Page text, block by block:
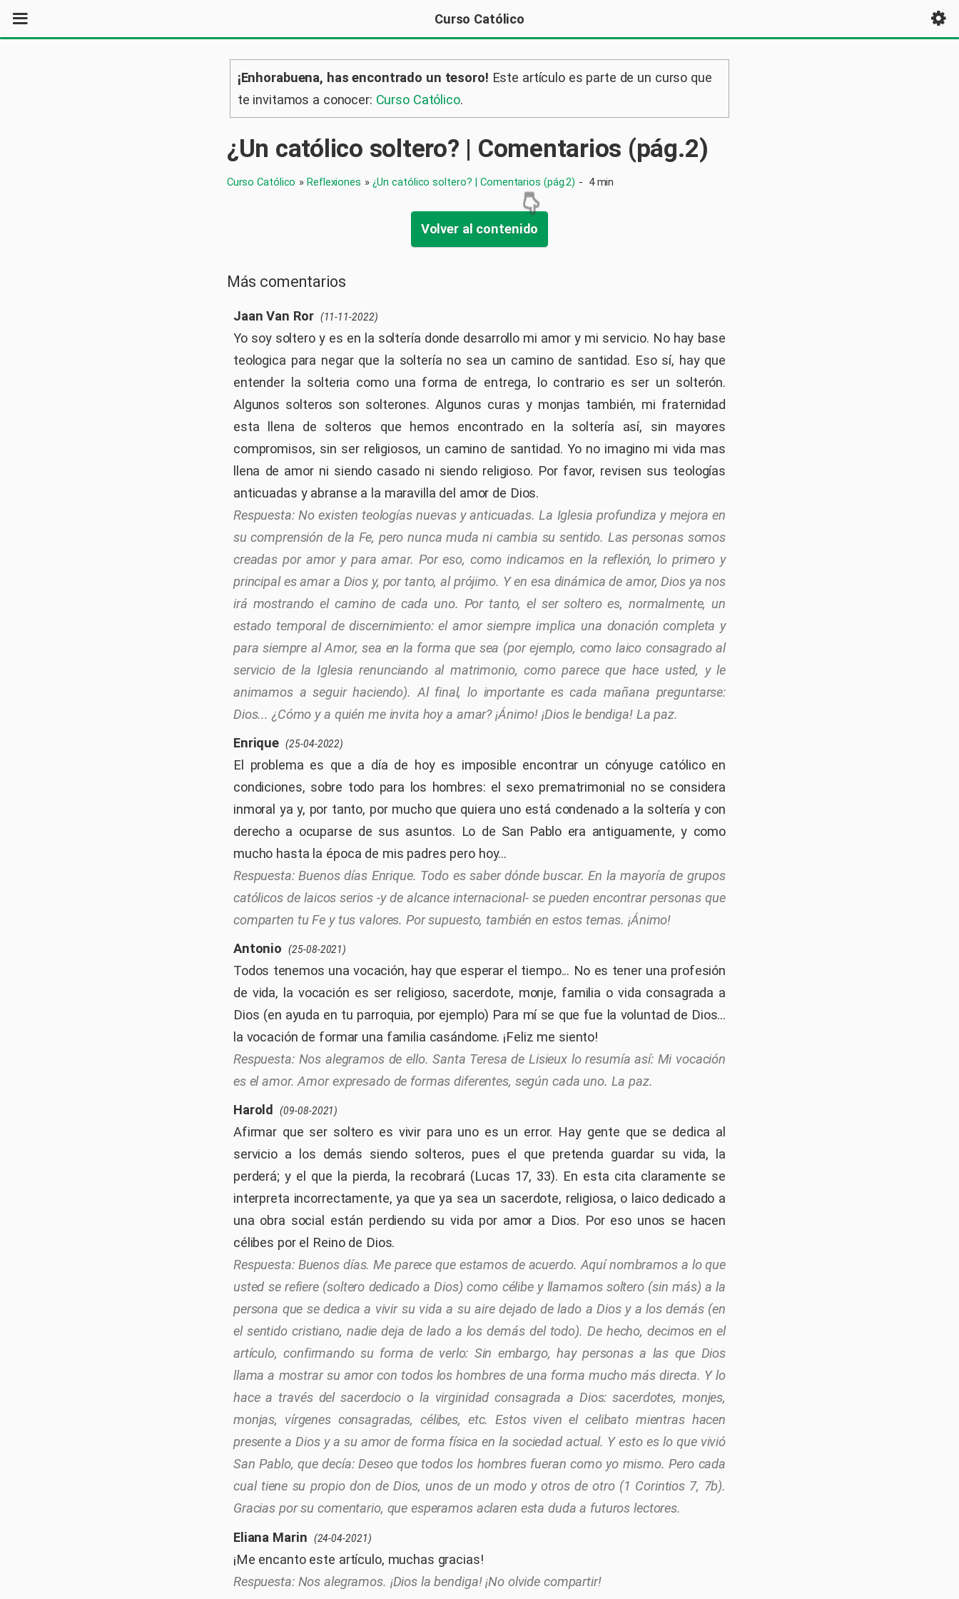
Curso Católico
¡Enhorabuena, has encontrado un tesoro! Este artículo es parte de un curso que
te invitamos a conocer: Curso Católico.
¿Un católico soltero? | Comentarios (pág.2)
Curso Católico »Reflexiones » ¿Un católico soltero? | Comentarios (pág.2) - 4 min
Volver al contenido
Más comentarios
Jaan Van Ror (11-11-2022)
Yo soy soltero y es en la soltería donde desarrollo mi amor y mi servicio. No hay base
teologica para negar que la soltería no sea un camino de santidad. Eso sí, hay que
entender la solteria como una forma de entrega, lo contrario es ser un solterón.
Algunos solteros son solterones. Algunos curas y monjas también, mi fraternidad
esta llena de solteros que hemos encontrado en la soltería así, sin mayores
compromisos, sin ser religiosos, un camino de santidad. Yo no imagino mi vida mas
llena de amor ni siendo casado ni siendo religioso. Por favor, revisen sus teologías
anticuadas y abranse a la maravilla del amor de Dios.
No existen teologías nuevas y anticuadas. La Iglesia profundiza y mejora en
su comprensión de la Fe, pero nunca muda ni cambia su sentido. Las personas somos
creadas por amor y para amar. Por eso, como indicamos en la reflexión, lo primero y
principal es amar a Dios y, por tanto, al prójimo. Y en esa dinámica de amor, Dios ya nos
irá mostrando el camino de cada uno. Por tanto, el ser soltero es, normalmente, un
estado temporal de discernimiento: el amor siempre implica una donación completa y
para siempre al Amor, sea en la forma que sea (por ejemplo, como laico consagrado al
servicio de la Iglesia renunciando al matrimonio, como parece que hace usted, y le
animamos a seguir haciendo). Al final, lo importante es cada mañana preguntarse:
Dios... ¿Cómo y a quién me invita hoy a amar? ¡Ánimo! ¡Dios le bendiga! La paz.
Enrique (25-04-2022)
El problema es que a día de hoy es imposible encontrar un cónyuge católico en
condiciones, sobre todo para los hombres: el sexo prematrimonial no se considera
inmoral ya y, por tanto, por mucho que quiera uno está condenado a la soltería y con
derecho a ocuparse de sus asuntos. Lo de San Pablo era antiguamente, y como
mucho hasta la época de mis padres pero hoy...
Buenos días Enrique. Todo es saber dónde buscar. En la mayoría de grupos
católicos de laicos serios -y de alcance internacional- se pueden encontrar personas que
comparten tu Fe y tus valores. Por supuesto, también en estos temas. ¡Ánimo!
Antonio
(25-08-2021)
Todos tenemos una vocación, hay que esperar el tiempo... No es tener una profesión
de vida, la vocación es ser religioso, sacerdote, monje, familia o vida consagrada a
Dios (en ayuda en tu parroquia, por ejemplo) Para mí se que fue la voluntad de Dios...
la vocación de formar una familia casándome. ¡Feliz me siento!
Nos alegramos de ello. Santa Teresa de Lisieux lo resumía así: Mi vocación
es el amor. Amor expresado de formas diferentes, según cada uno. La paz.
Harold
(09-08-2021)
Afirmar que ser soltero es vivir para uno es un error. Hay gente que se dedica al
servicio a los demás siendo solteros, pues el que pretenda guardar su vida, la
perderá; y el que la pierda, la recobrará (Lucas 17, 33). En esta cita claramente se
interpreta incorrectamente, ya que ya sea un sacerdote, religiosa, o laico dedicado a
una obra social están perdiendo su vida por amor a Dios. Por eso unos se hacen
célibes por el Reino de Dios.
Buenos días. Me parece que estamos de acuerdo. Aquí nombramos a lo que
usted se refiere (soltero dedicado a Dios) como célibe y llamamos soltero (sin más) a la
persona que se dedica a vivir su vida a su aire dejado de lado a Dios y a los demás (en
el sentido cristiano, nadie deja de lado a los demás del todo). De hecho, decimos en el
artículo, confirmando su forma de verlo: Sin embargo, hay personas a las que Dios
llama a mostrar su amor con todos los hombres de una forma mucho más directa. Y lo
hace a través del sacerdocio o la virginidad consagrada a Dios: sacerdotes, monjes,
monjas, vírgenes consagradas, célibes, etc. Estos viven el celibato mientras hacen
presente a Dios y a su amor de forma física en la sociedad actual. Y esto es lo que vivió
San Pablo, que decía: Deseo que todos los hombres fueran como yo mismo. Pero cada
cual tiene su propio don de Dios, unos de un modo y otros de otro (1 Corintios 7, 7b).
Gracias por su comentario, que esperamos aclaren esta duda a futuros lectores.
Eliana Marin
(24-04-2021)
¡Me encanto este artículo, muchas gracias!
Nos alegramos. ¡Dios la bendiga! ¡No olvide compartir!